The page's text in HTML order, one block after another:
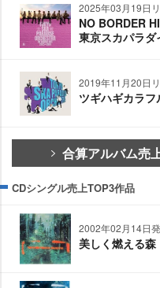
2025年03月19日
NO BORDER
東京スカパラ
2019年11月20日
ツギハギカラフ
合算アルバム売
CDシングル売上TOP3作品
2002年02月14日
美しく燃える森